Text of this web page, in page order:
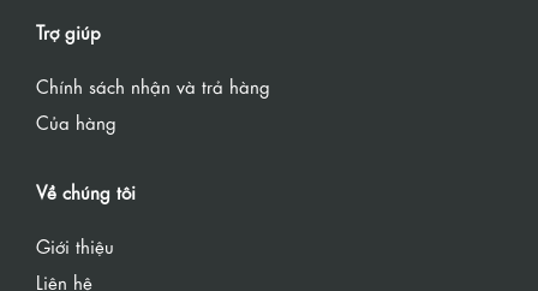
Trợ giúp
Chính sách nhận và trả hàng
Của hàng
Về chúng tôi
Giới thiệu
Liên hệ